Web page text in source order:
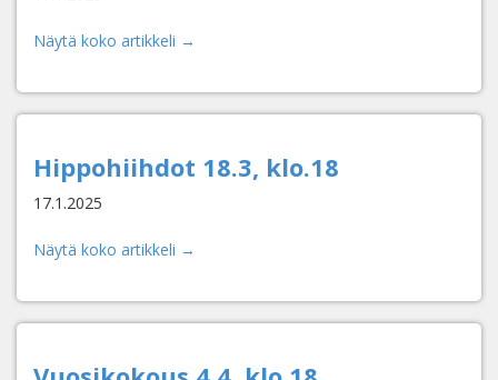
Näytä koko artikkeli →
Hippohiihdot 18.3, klo.18
17.1.2025
Näytä koko artikkeli →